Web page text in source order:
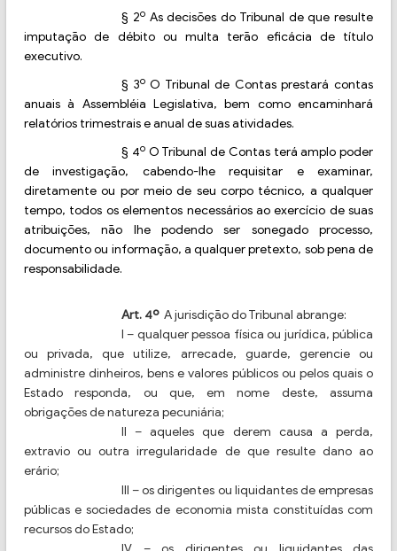
§ 2oAs decisões do Tribunal de que resulte
imputação de débito ou multa terão eficácia de título
executivo.
§ 3oO Tribunal de Contas prestará contas
anuais à Assembléia Legislativa, bem como encaminhará
relatórios trimestrais e anual de suas atividades.
§ 4oO Tribunal de Contas terá amplo poder
de investigação, cabendo-lhe requisitar e examinar,
diretamente ou por meio de seu corpo técnico, a qualquer
tempo, todos os elementos necessários ao exercício de suas
atribuições, não lhe podendo ser sonegado processo,
documento ou informação, a qualquer pretexto, sob pena de
responsabilidade.
Art. 4º A jurisdição do Tribunal abrange:
I – qualquer pessoa física ou jurídica, pública
ou privada, que utilize, arrecade, guarde, gerencie ou
administre dinheiros, bens e valores públicos ou pelos quais o
Estado responda, ou que, em nome deste, assuma
obrigações de natureza pecuniária;
II – aqueles que derem causa a perda,
extravio ou outra irregularidade de que resulte dano ao
erário;
III – os dirigentes ou liquidantes de empresas
públicas e sociedades de economia mista constituídas com
recursos do Estado;